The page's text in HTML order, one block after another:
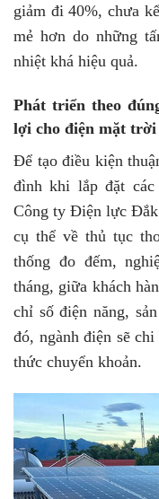
giảm đi 40%, chưa
mẻ hơn do những
nhiệt khá hiệu quả.
Phát triển theo
lợi cho điện mặt
Để tạo điều kiện
đình khi lắp đặt
Công ty Điện lực Đắk
cụ thể về thủ tục
thống đo đếm,
tháng, giữa khách
chỉ số điện năng,
đó, ngành điện sẽ
thức chuyển khoản.